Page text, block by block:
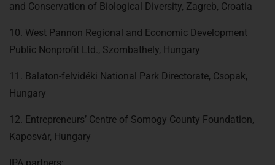
and Conservation of Biological Diversity, Zagreb, Croatia
10. West Pannon Regional and Economic Development
Public Nonprofit Ltd., Szombathely, Hungary
11. Balaton-felvidéki National Park Directorate, Csopak,
Hungary
12. Entrepreneurs’ Centre of Somogy County Foundation,
Kaposvár, Hungary